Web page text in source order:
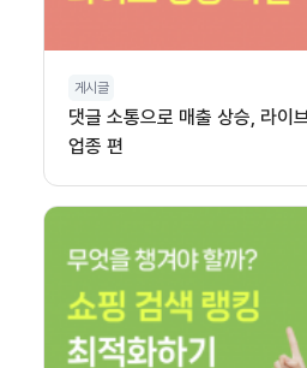
게시글
댓글 소통으로 매출 상승, 라이
업종 편